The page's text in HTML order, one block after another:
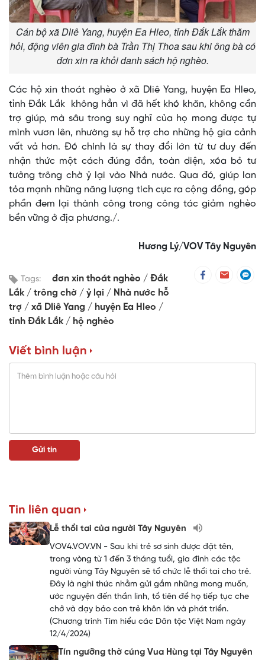
Cán bộ xã Dliê Yang, huyện Ea Hleo, tỉnh Đắk Lắk thăm
hỏi, động viên gia đình bà Trần Thị Thoa sau khi ông bà có
đơn xin ra khỏi danh sách hộ nghèo.
Các hộ xin thoát nghèo ở xã Dliê Yang, huyện Ea Hleo,
tỉnh Đắk Lắk không hẳn vì đã hết khó khăn, không cần
trợ giúp, mà sâu trong suy nghĩ của họ mong được tự
mình vươn lên, nhường sự hỗ trợ cho những hộ gia cảnh
vất vả hơn. Đó chính là sự thay đổi lớn từ tư duy đến
nhận thức một cách đúng đắn, toàn diện, xóa bỏ tư
tưởng trông chờ ỷ lại vào Nhà nước. Qua đó, giúp lan
tỏa mạnh những năng lượng tích cực ra cộng đồng, góp
phần đem lại thành công trong công tác giảm nghèo
bền vững ở địa phương./.
Hương Lý/VOV Tây Nguyên
Tags: đơn xin thoát nghèo
Đắk
Lắk
trông chờ ỷ lại
Nhà nước hỗ
trợ
xã Dliê Yang
huyện Ea Hleo
tỉnh Đắk Lắk
hộ nghèo
Viết bình luận
Tin liên quan
Lễ thổi tai của người Tây Nguyên
VOV4.VOV.VN - Sau khi trẻ sơ sinh được đặt tên,
trong vòng từ 1 đến 3 tháng tuổi, gia đình các tộc
người vùng Tây Nguyên sẽ tổ chức lễ thổi tai cho trẻ.
Đây là nghi thức nhằm gửi gắm những mong muốn,
ước nguyện đến thần linh, tổ tiên để họ tiếp tục che
chở và dạy bảo con trẻ khôn lớn và phát triển.
(Chương trình Tìm hiểu các Dân tộc Việt Nam ngày
12/4/2024)
Tín ngưỡng thờ cúng Vua Hùng tại Tây Nguyên